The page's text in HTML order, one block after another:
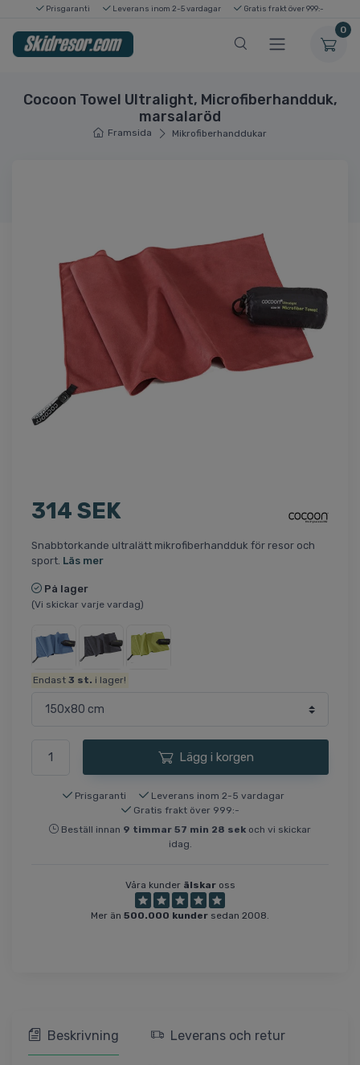
Prisgaranti Leverans inom 2-5 vardagar Gratis frakt över 999:-
0
Cocoon Towel Ultralight, Microfiberhandduk,
marsalaröd
Framsida Mikrofiberhanddukar
314 SEK
Snabbtorkande ultralätt mikrofiberhandduk för resor och
sport. Läs mer
På lager
(Vi skickar varje vardag)
Endast3 st. i lager!
Lägg i korgen
Prisgaranti
Leverans inom 2-5 vardagar
Gratis frakt över 999:-
Beställ innan 9 timmar 57 min 28 sek och vi skickar
idag.
Våra kunder älskaross
Mer än 500.000 kunder sedan 2008.
Beskrivning Leverans och retur